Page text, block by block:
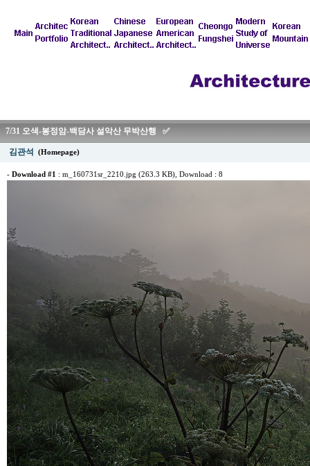
7/31 오색-봉정암-백담사 설악산 무박산행 ✅
김관석 (Homepage)
- Download #1 : m_160731sr_2210.jpg (263.3 KB) , Download : 8